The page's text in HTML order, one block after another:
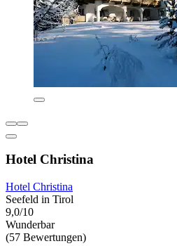
Hotel Christina
Hotel Christina
Seefeld in Tirol
9,0/10
Wunderbar
(57 Bewertungen)